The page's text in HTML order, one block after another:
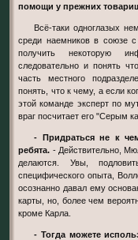
помощи у прежних
Всё-таки одноглазых немцев в армии не так уж и много, тем паче
среди наемников в союзе
получить некоторую
следовательно и понять
часть местного
понять, что к чему, а если
этой команде эксперт по
враг посчитает его "Серым
- Придраться не к чему, и для этого у меня есть надежные
ребята. - Действительно,
делаются. Увы,
специфического опыта,
осознанно давал ему
карты, но, более чем
кроме Карла.
- Тогда можете использовать меня как плохого полицейского.